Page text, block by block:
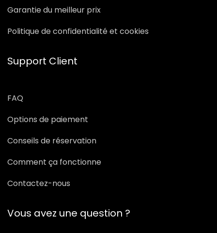
Garantie du meilleur prix
Politique de confidentialité et cookies
Support Client
FAQ
Options de paiement
Conseils de réservation
Comment ça fonctionne
Contactez-nous
Vous avez une question ?